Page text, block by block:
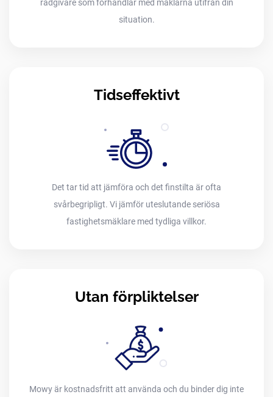
rådgivare som förhandlar med mäklarna utifrån din
situation.
Tidseffektivt
Det tar tid att jämföra och det finstilta är ofta
svårbegripligt. Vi jämför uteslutande seriösa
fastighetsmäklare med tydliga villkor.
Utan förpliktelser
Mowy är kostnadsfritt att använda och du binder dig inte